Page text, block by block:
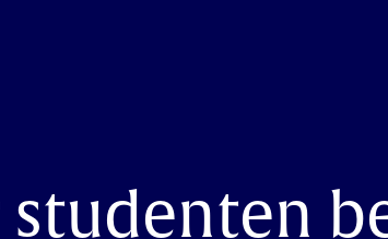
studenten